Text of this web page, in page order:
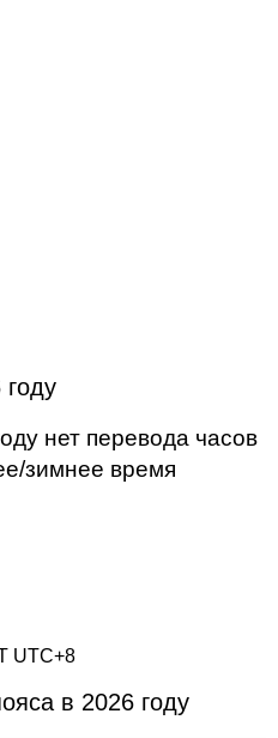
нет перевода часов
зимнее время
UTC+8
в 2026 году